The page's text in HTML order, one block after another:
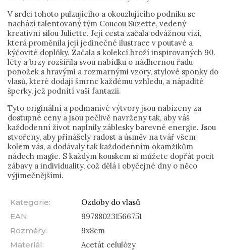
V srdci tohoto pulzujícího a okouzlujícího podniku se
nachází talentovaný tým Coucou Suzette, vedený
kreativní silou Juliette. Její cesta začala odvážnou vizí,
která proměnila její jedinečné ilustrace v poutavé a
kýčovité doplňky. Začala s kolekcí broží inspirovaných 90.
léty a brzy rozšířila svou nabídku o nádhernou řadu
ponožek s hravými a rozmarnými vzory, stylové sponky do
vlasů, které dodají šmrnc každému vzhledu, a nápadité
šperky, jež podnítí vaši fantazii.
Tyto originální a podmanivé výtvory jsou nabízeny za
dostupné ceny a jsou pečlivě navrženy tak, aby váš
každodenní život naplnily záblesky barevné energie. Jsou
stvořeny, aby přinášely radost a úsměv na tvář všem
kolem vás, a dodávaly tak každodenním okamžikům
nádech magie. S každým kouskem si můžete dopřát pocit
zábavy a individuality, což dělá i obyčejné dny o něco
výjimečnějšími.
Kategorie:
Ozdoby do vlasů
EAN:
997880231566751
Rozměry:
9x8cm
Materiál: Acetát celulózy